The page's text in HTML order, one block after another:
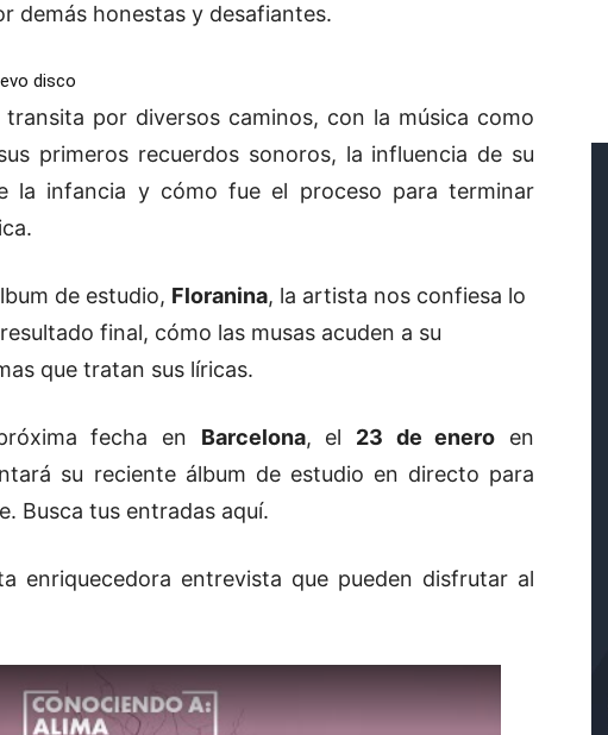
demás honestas y desafiantes.
disco
por diversos caminos, con la música como
primeros recuerdos sonoros, la influencia de su
la infancia y cómo fue el proceso para terminar
de estudio, Floranina, la artista nos confiesa lo
final, cómo las musas acuden a su
que tratan sus líricas.
fecha en Barcelona, el 23 de enero en
su reciente álbum de estudio en directo para
Busca tus entradas aquí.
enriquecedora entrevista que pueden disfrutar al